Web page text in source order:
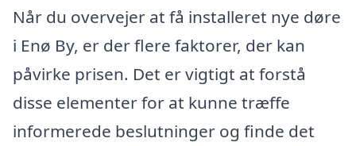
Når du overvejer at få installeret nye døre
i Enø By, er der flere faktorer, der kan
påvirke prisen. Det er vigtigt at forstå
disse elementer for at kunne træffe
informerede beslutninger og finde det